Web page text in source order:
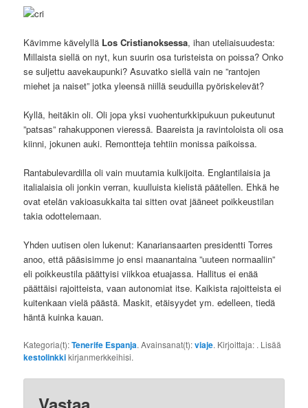
Kävimme kävelyllä Los Cristianoksessa, ihan uteliaisuudesta:
Millaista siellä on nyt, kun suurin osa turisteista on poissa? Onko
se suljettu aavekaupunki? Asuvatko siellä vain ne ”rantojen
miehet ja naiset” jotka yleensä niillä seuduilla pyöriskelevät?
Kyllä, heitäkin oli. Oli jopa yksi vuohenturkkipukuun pukeutunut
”patsas” rahakupponen vieressä. Baareista ja ravintoloista oli osa
kiinni, jokunen auki. Remontteja tehtiin monissa paikoissa.
Rantabulevardilla oli vain muutamia kulkijoita. Englantilaisia ja
italialaisia oli jonkin verran, kuulluista kielistä päätellen. Ehkä he
ovat etelän vakioasukkaita tai sitten ovat jääneet poikkeustilan
takia odottelemaan.
Yhden uutisen olen lukenut: Kanariansaarten presidentti Torres
anoo, että pääsisimme jo ensi maanantaina ”uuteen normaaliin”
eli poikkeustila päättyisi viikkoa etuajassa. Hallitus ei enää
päättäisi rajoitteista, vaan autonomiat itse. Kaikista rajoitteista ei
kuitenkaan vielä päästä. Maskit, etäisyydet ym. edelleen, tiedä
häntä kuinka kauan.
Kategoria(t):Tenerife Espanja. Avainsanat(t):viaje. Kirjoittaja: . Lisää
kestolinkkikirjanmerkkeihisi.